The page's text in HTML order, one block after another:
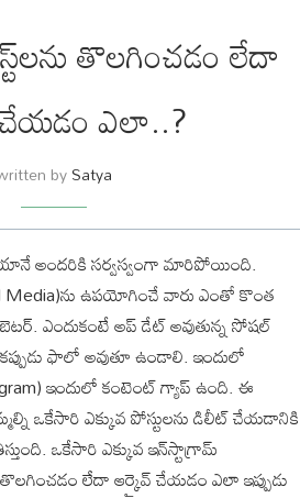
తొలగించడం లేదా
ఎలా..?
bySatya
అందరికి సర్వస్వంగా మారిపోయింది.
ఉపయోగించే వారు ఎంతో కొంత
ఎందుకంటే అప్ డేట్ అవుతున్న సోషల్
ఫాలో అవుతూ ఉండాలి. ఇందులో
ఇందులో కంటెంట్ గ్యాప్ ఉంది. ఈ
ఒకేసారి ఎక్కువ పోస్టులను డిలీట్ చేయడానికి
ఒకేసారి ఎక్కువ ఇన్‌స్టాగ్రామ్
తొలగించడం లేదా ఆర్కైవ్ చేయడం ఎలా ఇప్పుడు